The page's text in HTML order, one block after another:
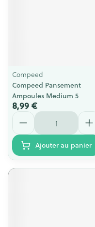
Compeed
Compeed Pansement
Ampoules Medium 5
8,99 €
Quantité
Ajouter au panier